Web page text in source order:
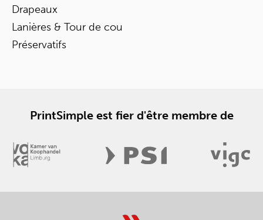
Drapeaux
Lanières & Tour de cou
Préservatifs
PrintSimple est fier d'être membre de